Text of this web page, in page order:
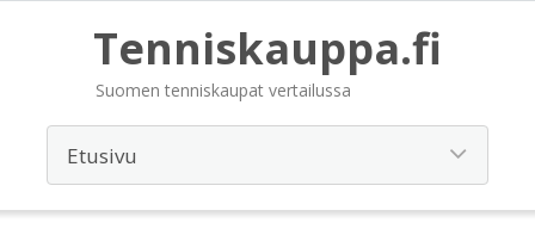
Tenniskauppa.fi
Suomen tenniskaupat vertailussa